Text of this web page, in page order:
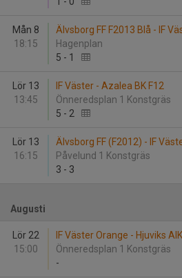
Mån 8
18:15
Älvsborg FF F2013 Blå - IF
Hagenplan
5 - 1
Lör 13
13:45
IF Väster - Azalea BK F12
Önneredsplan 1 Konstgräs
5 - 2
Lör 13
16:15
Älvsborg FF (F2012) - IF
Påvelund 1 Konstgräs
3 - 3
Augusti
Lör 22
15:00
IF Väster Orange - Hjuviks
Önneredsplan 1 Konstgräs
-